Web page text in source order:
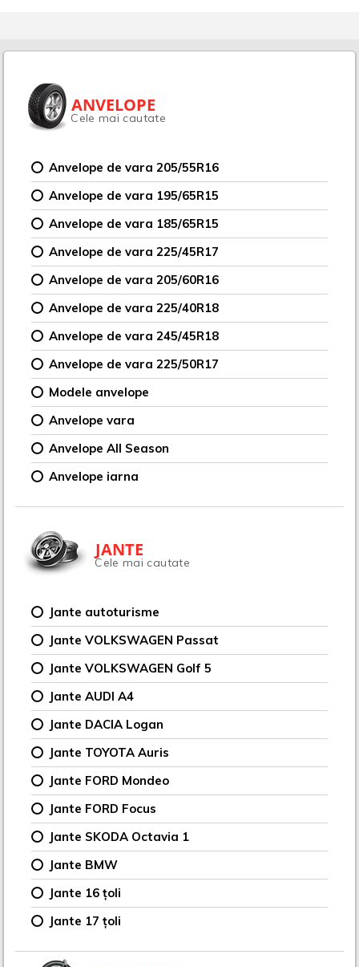
ANVELOPE
Cele mai cautate
Anvelope de vara 205/55R16
Anvelope de vara 195/65R15
Anvelope de vara 185/65R15
Anvelope de vara 225/45R17
Anvelope de vara 205/60R16
Anvelope de vara 225/40R18
Anvelope de vara 245/45R18
Anvelope de vara 225/50R17
Modele anvelope
Anvelope vara
Anvelope All Season
Anvelope iarna
JANTE
Cele mai cautate
Jante autoturisme
Jante VOLKSWAGEN Passat
Jante VOLKSWAGEN Golf 5
Jante AUDI A4
Jante DACIA Logan
Jante TOYOTA Auris
Jante FORD Mondeo
Jante FORD Focus
Jante SKODA Octavia 1
Jante BMW
Jante 16 țoli
Jante 17 țoli